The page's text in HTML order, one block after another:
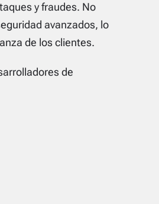
y fraudes. No
avanzados, lo
de los clientes.
de